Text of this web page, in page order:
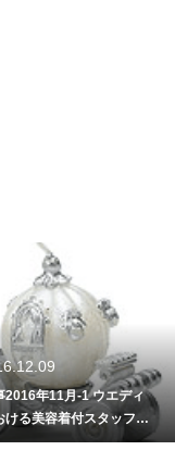
2016.11.09
連載記事2016年10-2 サー
業（接客業）のプロ意識と接
術